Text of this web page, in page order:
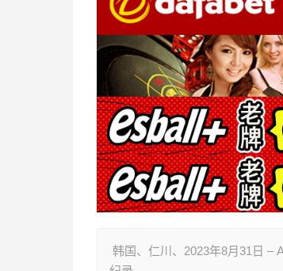
韩国、仁川、2023年8月31日 –